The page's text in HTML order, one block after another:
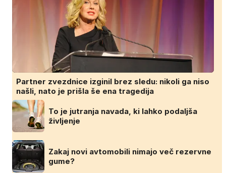
Partner zvezdnice izginil brez sledu: nikoli ga niso
našli, nato je prišla še ena tragedija
To je jutranja navada, ki lahko podaljša
življenje
Zakaj novi avtomobili nimajo več rezervne
gume?